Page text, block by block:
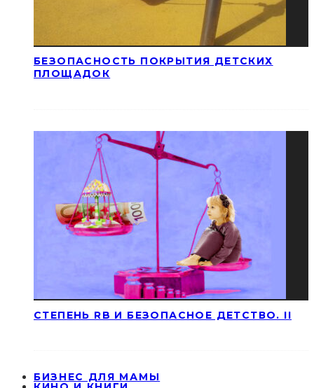
БЕЗОПАСНОСТЬ ПОКРЫТИЯ ДЕТСКИХ
ПЛОЩАДОК
СТЕПЕНЬ RB И БЕЗОПАСНОЕ ДЕТСТВО. II
БИЗНЕС ДЛЯ МАМЫ